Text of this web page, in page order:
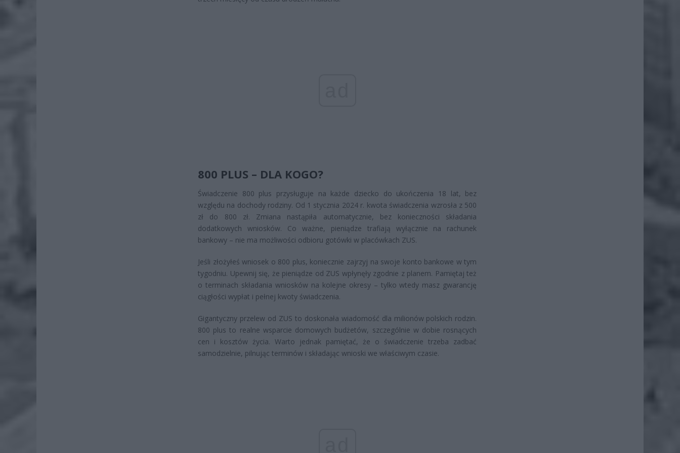
800 PLUS – DLA KOGO?
Świadczenie 800 plus przysługuje na każde dziecko do ukończenia 18 lat, bez
względu na dochody rodziny. Od 1 stycznia 2024 r. kwota świadczenia wzrosła z 500
zł do 800 zł. Zmiana nastąpiła automatycznie, bez konieczności składania
dodatkowych wniosków. Co ważne, pieniądze trafiają wyłącznie na rachunek
bankowy – nie ma możliwości odbioru gotówki w placówkach ZUS.
Jeśli złożyłeś wniosek o 800 plus, koniecznie zajrzyj na swoje konto bankowe w tym
tygodniu. Upewnij się, że pieniądze od ZUS wpłynęły zgodnie z planem. Pamiętaj też
o terminach składania wniosków na kolejne okresy – tylko wtedy masz gwarancję
ciągłości wypłat i pełnej kwoty świadczenia.
Gigantyczny przelew od ZUS to doskonała wiadomość dla milionów polskich rodzin.
800 plus to realne wsparcie domowych budżetów, szczególnie w dobie rosnących
cen i kosztów życia. Warto jednak pamiętać, że o świadczenie trzeba zadbać
samodzielnie, pilnując terminów i składając wnioski we właściwym czasie.